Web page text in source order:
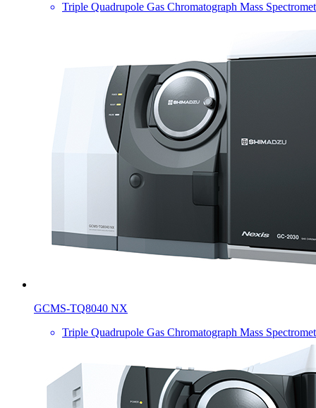
Triple Quadrupole Gas Chromatograph Mass
GCMS-TQ8040 NX
Triple Quadrupole Gas Chromatograph Mass